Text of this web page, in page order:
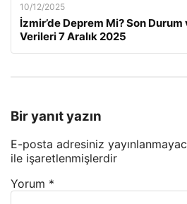
10/12/2025
İzmir’de Deprem Mi? Son
Verileri 7 Aralık 2025
Bir yanıt yazın
E-posta adresiniz
ile işaretlenmişlerdir
Yorum *